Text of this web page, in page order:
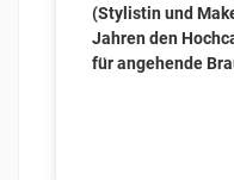
(Stylistin und
Jahren den
für angehende